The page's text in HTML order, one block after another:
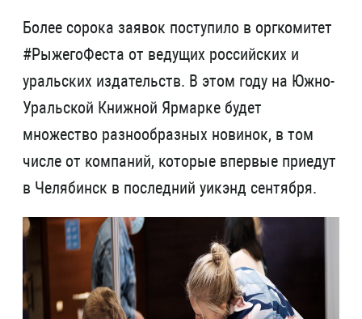
Более сорока заявок поступило в оргкомитет
#РыжегоФеста от ведущих российских и
уральских издательств. В этом году на Южно-
Уральской Книжной Ярмарке будет
множество разнообразных новинок, в том
числе от компаний, которые впервые приедут
в Челябинск в последний уикэнд сентября.